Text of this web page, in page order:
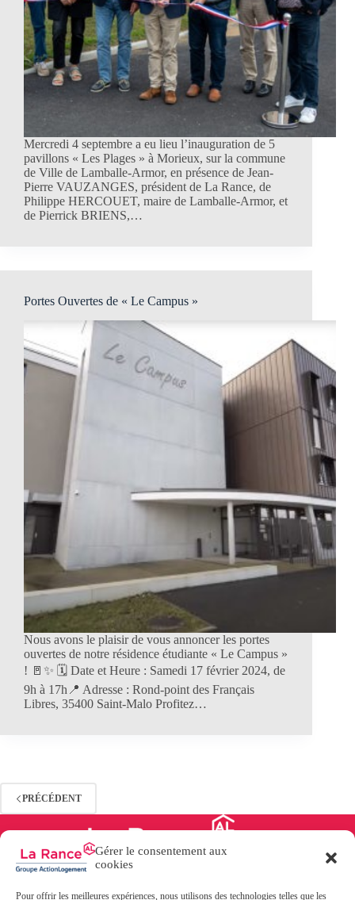
Gérer le consentement aux
cookies
Pour offrir les meilleures expériences, nous utilisons des technologies telles que les
Mercredi 4 septembre a eu lieu l’inauguration de 5
pavillons « Les Plages » à Morieux, sur la commune
de Ville de Lamballe-Armor, en présence de Jean-
Pierre VAUZANGES, président de La Rance, de
Philippe HERCOUET, maire de Lamballe-Armor, et
de Pierrick BRIENS,…
Portes Ouvertes de « Le Campus »
Nous avons le plaisir de vous annoncer les portes
ouvertes de notre résidence étudiante « Le Campus »
! 🚪✨ 🗓 Date et Heure : Samedi 17 février 2024, de
9h à 17h📍 Adresse : Rond-point des Français
Libres, 35400 Saint-Malo Profitez…
PRÉCÉDENT